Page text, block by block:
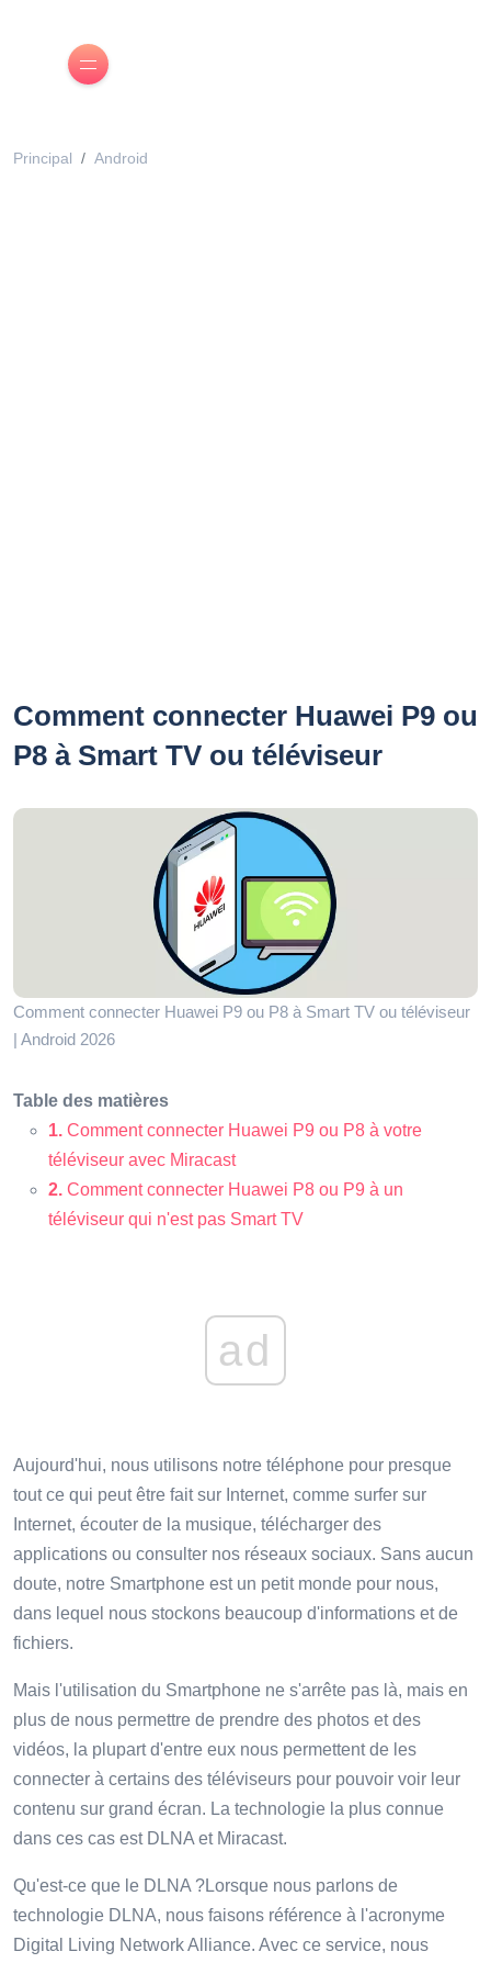
Principal Android
Comment connecter Huawei P9 ou
P8 à Smart TV ou téléviseur
Comment connecter Huawei P9 ou P8 à Smart TV ou téléviseur
| Android 2026
Table des matières
1. Comment connecter Huawei P9 ou P8 à votre
téléviseur avec Miracast
2. Comment connecter Huawei P8 ou P9 à un
téléviseur qui n'est pas Smart TV
ad
Aujourd'hui, nous utilisons notre téléphone pour presque
tout ce qui peut être fait sur Internet, comme surfer sur
Internet, écouter de la musique, télécharger des
applications ou consulter nos réseaux sociaux. Sans aucun
doute, notre Smartphone est un petit monde pour nous,
dans lequel nous stockons beaucoup d'informations et de
fichiers.
Mais l'utilisation du Smartphone ne s'arrête pas là, mais en
plus de nous permettre de prendre des photos et des
vidéos, la plupart d'entre eux nous permettent de les
connecter à certains des téléviseurs pour pouvoir voir leur
contenu sur grand écran. La technologie la plus connue
dans ces cas est DLNA et Miracast.
Qu'est-ce que le DLNA ?Lorsque nous parlons de
technologie DLNA, nous faisons référence à l'acronyme
Digital Living Network Alliance. Avec ce service, nous